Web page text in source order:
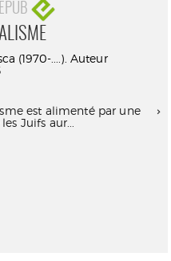
(1970-....). Auteur
est alimenté par une
Juifs aur...